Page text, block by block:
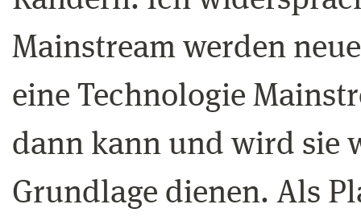
Mainstream werden
eine Technologie
dann kann und wird sie
Grundlage dienen. Als